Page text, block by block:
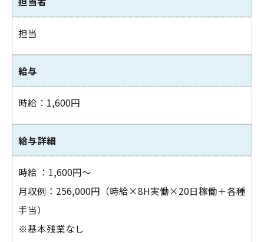
担当
給与
時給：1,600円
給与詳細
時給 ：1,600円～
月収例：256,000円（時給×8H実働×20日稼働＋各種
手当）
※基本残業なし
お問い合わせはこちら